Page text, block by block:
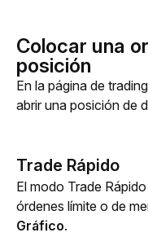
Colocar una
posición
En la página de
abrir una posición de
Trade Rápido
El modo Trade
Gráfico.